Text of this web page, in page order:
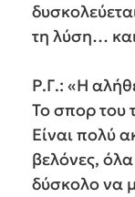
τη λύση…
Ρ.Γ.: «Η
Το σπορ του
Είναι πολύ
βελόνες,
δύσκολο να